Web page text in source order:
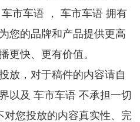
市车语 ， 车市车语 拥有
您的品牌和产品提供更高
更快、更有价值。
放，对于稿件的内容请自
以及 车市车语 不承担一切
您投放的内容真实性、完